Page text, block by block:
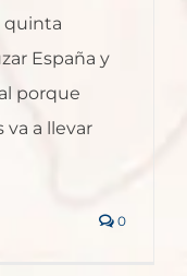
quinta
España y
porque
a llevar
0